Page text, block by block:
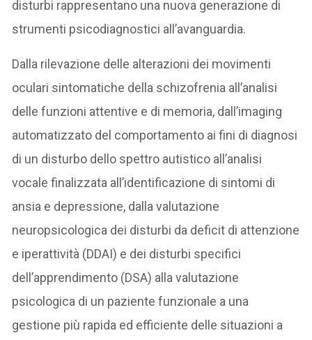
disturbi rappresentano una nuova generazione di
strumenti psicodiagnostici all’avanguardia.
Dalla rilevazione delle alterazioni dei movimenti
oculari sintomatiche della schizofrenia all’analisi
delle funzioni attentive e di memoria, dall’imaging
automatizzato del comportamento ai fini di diagnosi
di un disturbo dello spettro autistico all’analisi
vocale finalizzata all’identificazione di sintomi di
ansia e depressione, dalla valutazione
neuropsicologica dei disturbi da deficit di attenzione
e iperattività (DDAI) e dei disturbi specifici
dell’apprendimento (DSA) alla valutazione
psicologica di un paziente funzionale a una
gestione più rapida ed efficiente delle situazioni a